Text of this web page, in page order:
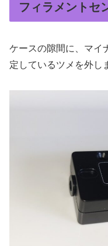
フィラメントセ
ケースの隙間に、マイ
定しているツメを外し